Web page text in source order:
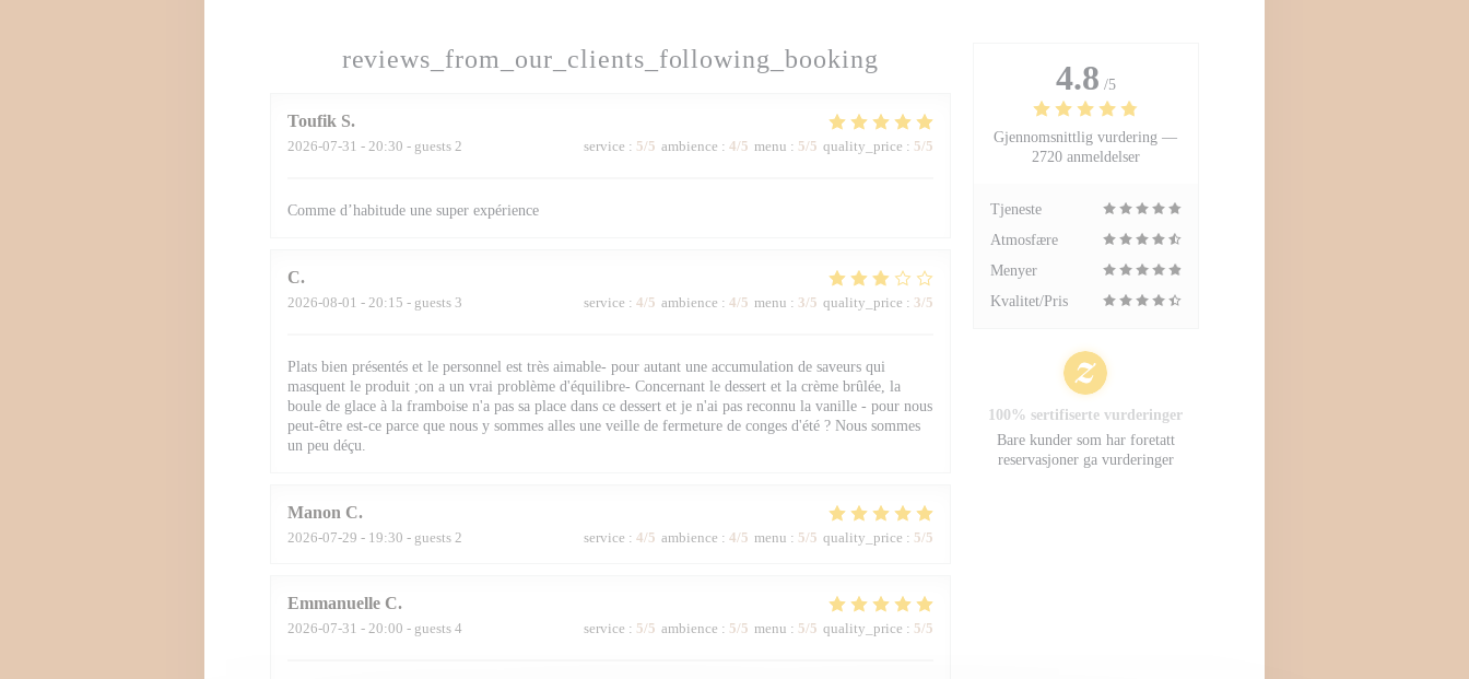
reviews_from_our_clients_following_booking
Toufik S
2026-07-31 - 20:30 - guests 2 service : 5/5 ambience : 4/5 menu : 5/5 quality_price : 5/5
Comme d’habitude une super expérience
C
2026-08-01 - 20:15 - guests 3 service : 4/5 ambience : 4/5 menu : 3/5 quality_price : 3/5
Plats bien présentés et le personnel est très aimable- pour autant une accumulation de saveurs qui
masquent le produit ;on a un vrai problème d'équilibre- Concernant le dessert et la crème brûlée, la
boule de glace à la framboise n'a pas sa place dans ce dessert et je n'ai pas reconnu la vanille - pour nous
peut-être est-ce parce que nous y sommes alles une veille de fermeture de conges d'été ? Nous sommes
un peu déçu.
Manon C
2026-07-29 - 19:30 - guests 2 service : 4/5 ambience : 4/5 menu : 5/5 quality_price : 5/5
Emmanuelle C
2026-07-31 - 20:00 - guests 4 service : 5/5 ambience : 5/5 menu : 5/5 quality_price : 5/5
4.8 /5
Gjennomsnittlig vurdering —
2720 anmeldelser
Tjeneste
Atmosfære
Menyer
Kvalitet/Pris
100% sertifiserte vurderinger
Bare kunder som har foretatt
reservasjoner ga vurderinger